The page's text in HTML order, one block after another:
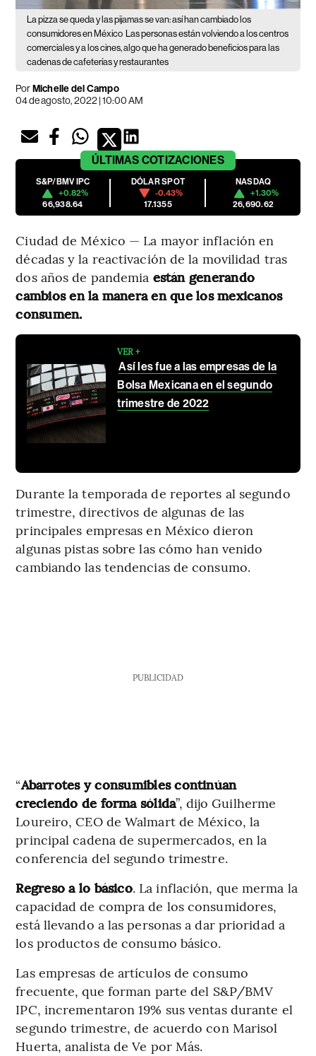
La pizza se queda y las pijamas se van: así han cambiado los
consumidores en México Las personas están volviendo a los centros
comerciales y a los cines, algo que ha generado beneficios para las
cadenas de cafeterías y restaurantes
PorMichelle del Campo
04 de agosto, 2022 | 10:00 AM
ÚLTIMAS COTIZACIONES
S&P/BMV IPC
+0.82%
66,938.64
DÓLAR SPOT
-0.43%
17.1355
NASDAQ
+1.30%
26,690.62
Ciudad de México — La mayor inflación en
décadas y la reactivación de la movilidad tras
dos años de pandemia están generando
cambios en la manera en que los mexicanos
consumen.
VER +
Así les fue a las empresas de la
Bolsa Mexicana en el segundo
trimestre de 2022
Durante la temporada de reportes al segundo
trimestre, directivos de algunas de las
principales empresas en México dieron
algunas pistas sobre las cómo han venido
cambiando las tendencias de consumo.
PUBLICIDAD
“Abarrotes y consumibles continúan
creciendo de forma sólida”, dijo Guilherme
Loureiro, CEO de Walmart de México, la
principal cadena de supermercados, en la
conferencia del segundo trimestre.
Regreso a lo básico. La inflación, que merma la
capacidad de compra de los consumidores,
está llevando a las personas a dar prioridad a
los productos de consumo básico.
Las empresas de artículos de consumo
frecuente, que forman parte del S&P/BMV
IPC, incrementaron 19% sus ventas durante el
segundo trimestre, de acuerdo con Marisol
Huerta, analista de Ve por Más.